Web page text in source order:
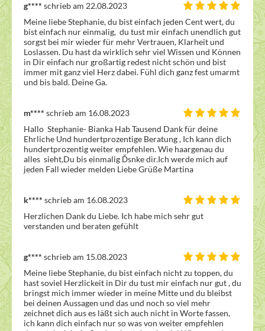
g**** schrieb am 22.08.2023
Meine liebe Stephanie, du bist einfach jeden Cent wert, du
bist einfach nur einmalig,  du tust mir einfach unendlich gut
sorgst bei mir wieder für mehr Vertrauen, Klarheit und
Loslassen. Du hast da wirklich sehr viel Wissen und Können
in Dir einfach nur großartig redest nicht schön und bist
immer mit ganz viel Herz dabei. Fühl dich ganz fest umarmt
und bis bald. Deine Ga.
m**** schrieb am 16.08.2023
Hallo  Stephanie- Bianka Hab Tausend Dank für deine
Ehrliche Und hundertprozentige Beratung , Ich kann dich
hundertprozentig weiter empfehlen. Wie haargenau du
alles  sieht,Du bis einmalig Ďsnke dir.Ich werde mich auf
jeden Fall wieder melden Liebe Grüße Martina
k**** schrieb am 16.08.2023
Herzlichen Dank du Liebe. Ich habe mich sehr gut
verstanden und beraten gefühlt
g**** schrieb am 15.08.2023
Meine liebe Stephanie, du bist einfach nicht zu toppen, du
hast soviel Herzlickeit in Dir du tust mir einfach nur gut , du
bringst mich immer wieder in meine Mitte und du bleibst
bei deinen Aussagen und das und noch so viel mehr
zeichnet dich aus es läßt sich auch nicht in Worte fassen,
ich kann dich einfach nur so was von weiter empfehlen